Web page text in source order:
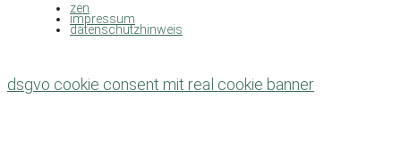
zen
impressum
datenschutzhinweis
dsgvo cookie consent mit real cookie banner